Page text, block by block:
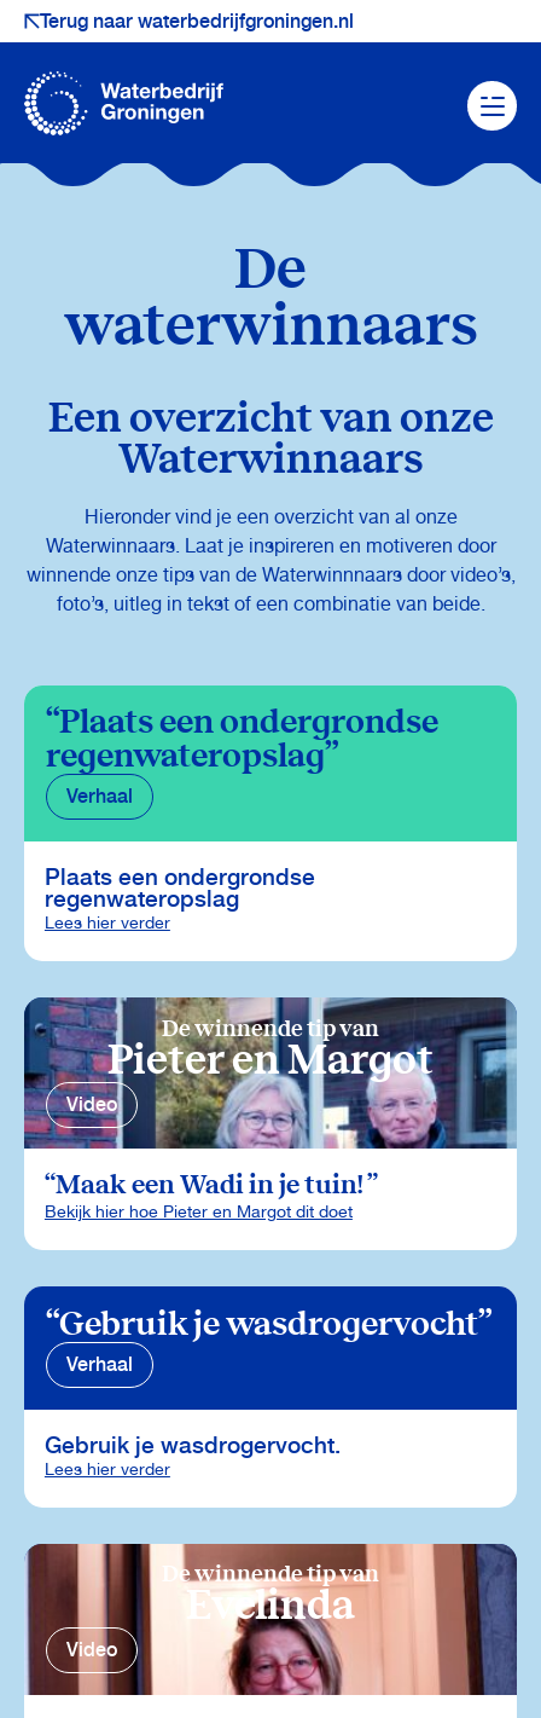
Navigatie
overslaan
Terug naar waterbedrijfgroningen.nl
Menu
openen
De
waterwinnaars
Een overzicht van onze
Waterwinnaars
Hieronder vind je een overzicht van al onze
Waterwinnaars. Laat je inspireren en motiveren door
winnende onze tips van de Waterwinnnaars door video’s,
foto’s, uitleg in tekst of een combinatie van beide.
Plaats een ondergrondse
regenwateropslag
Verhaal
Plaats een ondergrondse
regenwateropslag
Lees hier verder
De winnende tip van
Pieter en Margot
Video
Maak een Wadi in je tuin!
Bekijk hier hoe Pieter en Margot dit doet
Gebruik je wasdrogervocht
Verhaal
Gebruik je wasdrogervocht.
Lees hier verder
De winnende tip van
Evelinda
Video